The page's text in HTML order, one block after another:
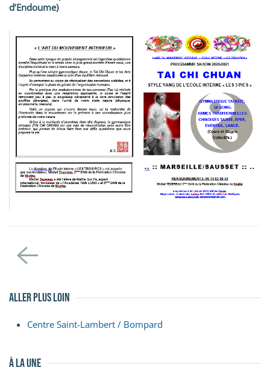
d’Endoume)
aller plus loin
Centre Saint-Lambert / Bompard
à la une